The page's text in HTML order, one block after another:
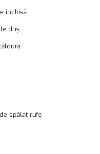
închisă
duș
spălat rufe